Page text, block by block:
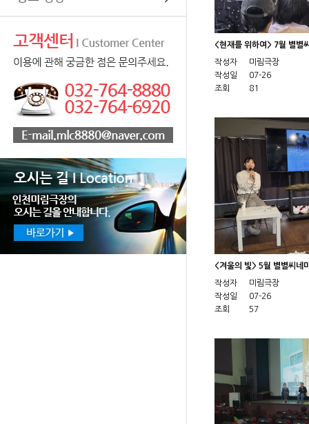
<현재를 위하여> 7월 별별
작성자
미림극장
작성일
07-26
조회
81
<겨울의 빛> 5월 별별씨네
작성자
미림극장
작성일
07-26
조회
57